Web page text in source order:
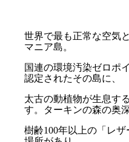
世界で最も正常な空気
マニア島。
国連の環境汚染ゼロポ
認定されたその島に、
太古の動植物が生息す
す。ターキンの森の奥
樹齢100年以上の「レ